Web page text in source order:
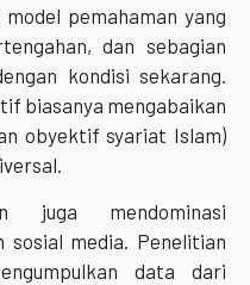
pemahaman yang
dan sebagian
kondisi sekarang.
biasanya mengabaikan
obyektif syariat Islam)
juga mendominasi
sosial media. Penelitian
data dari